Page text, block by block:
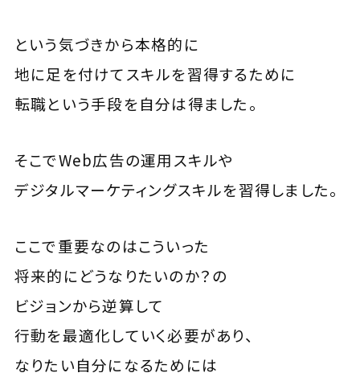
という気づきから本格的に
地に足を付けてスキルを習得するために
転職という手段を自分は得ました。
そこでWeb広告の運用スキルや
デジタルマーケティングスキルを習得しました。
ここで重要なのはこういった
将来的にどうなりたいのか？の
ビジョンから逆算して
行動を最適化していく必要があり、
なりたい自分になるためには